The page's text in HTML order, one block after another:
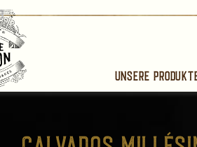
Unsere